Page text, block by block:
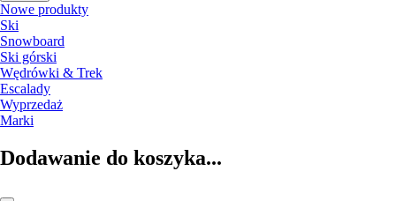
Nowe produkty
Ski
Snowboard
Ski górski
Wędrówki & Trek
Escalady
Wyprzedaż
Marki
Dodawanie do koszyka...